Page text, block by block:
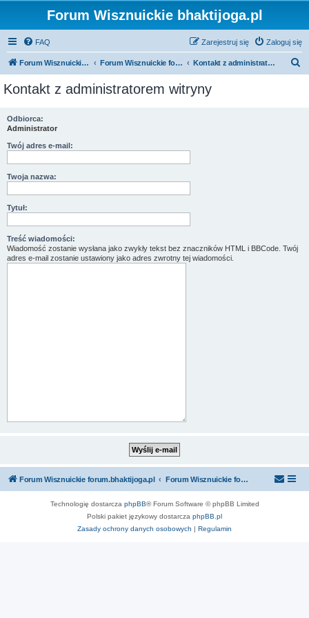
Forum Wisznuickie bhaktijoga.pl
FAQ Zaloguj się
Zarejestruj się
Forum Wisznuickie forum.bhaktijoga.pl Forum Wisznuickie forum.bhaktijoga.pl Kontakt z administratorem witryny
Kontakt z administratorem witryny
Odbiorca:
Administrator
Twój adres e-mail:
Twoja nazwa:
Tytuł:
Treść wiadomości:
Wiadomość zostanie wysłana jako zwykły tekst bez znaczników HTML i BBCode. Twój
adres e-mail zostanie ustawiony jako adres zwrotny tej wiadomości.
Forum Wisznuickie forum.bhaktijoga.pl Forum Wisznuickie forum.bhaktijoga.pl
Technologię dostarcza phpBB® Forum Software © phpBB Limited
Polski pakiet językowy dostarcza phpBB.pl
Zasady ochrony danych osobowych | Regulamin